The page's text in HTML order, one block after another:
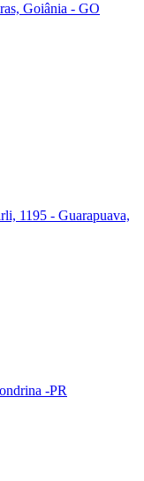
Goiânia - GO
1195 - Guarapuava,
-PR